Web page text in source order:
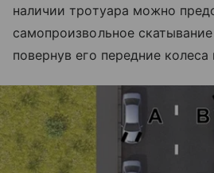
наличии тротуара можно
самопроизвольное
повернув его передние